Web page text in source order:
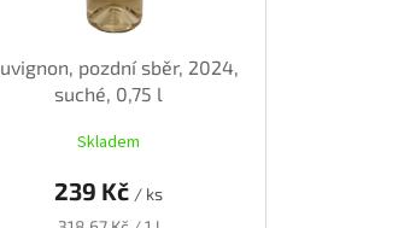
pozdní sběr, 2024,
suché, 0,75 l
Skladem
239 Kč / ks